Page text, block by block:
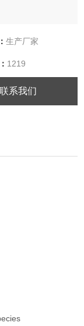
生产厂家
1219
联系我们